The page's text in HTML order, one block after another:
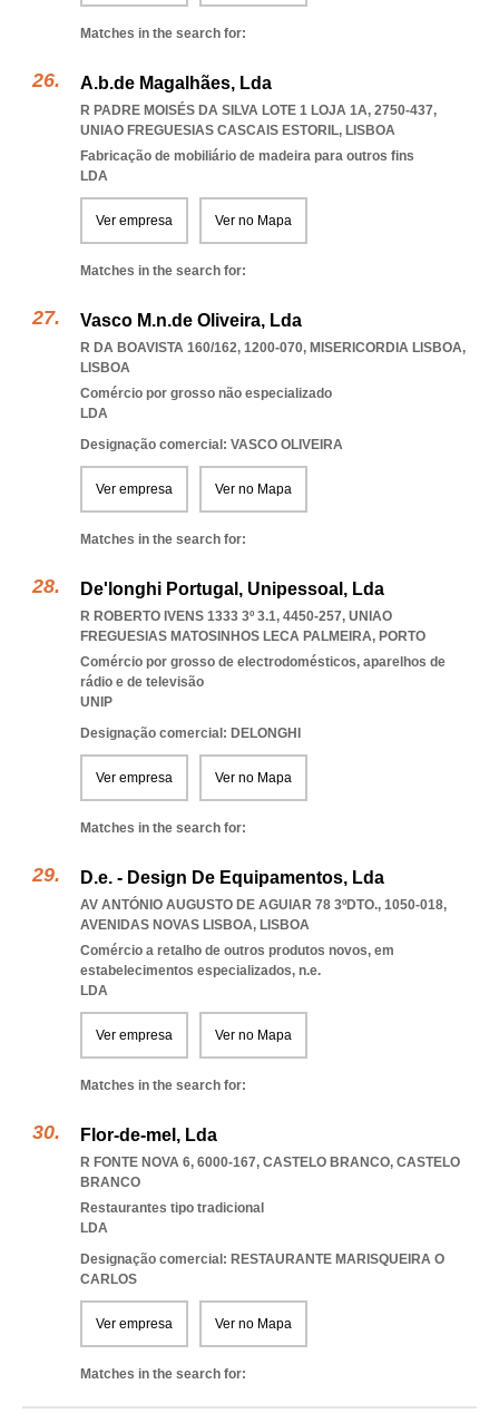
Matches in the search for:
A.b.de Magalhães, Lda
R PADRE MOISÉS DA SILVA LOTE 1 LOJA 1A, 2750-437,
UNIAO FREGUESIAS CASCAIS ESTORIL, LISBOA
Fabricação de mobiliário de madeira para outros fins
LDA
Ver empresa Ver no Mapa
Matches in the search for:
Vasco M.n.de Oliveira, Lda
R DA BOAVISTA 160/162, 1200-070, MISERICORDIA LISBOA,
LISBOA
Comércio por grosso não especializado
LDA
Designação comercial: VASCO OLIVEIRA
Ver empresa Ver no Mapa
Matches in the search for:
De'longhi Portugal, Unipessoal, Lda
R ROBERTO IVENS 1333 3º 3.1, 4450-257, UNIAO
FREGUESIAS MATOSINHOS LECA PALMEIRA, PORTO
Comércio por grosso de electrodomésticos, aparelhos de
rádio e de televisão
UNIP
Designação comercial: DELONGHI
Ver empresa Ver no Mapa
Matches in the search for:
D.e. - Design De Equipamentos, Lda
AV ANTÓNIO AUGUSTO DE AGUIAR 78 3ºDTO., 1050-018,
AVENIDAS NOVAS LISBOA, LISBOA
Comércio a retalho de outros produtos novos, em
estabelecimentos especializados, n.e.
LDA
Ver empresa Ver no Mapa
Matches in the search for:
Flor-de-mel, Lda
R FONTE NOVA 6, 6000-167, CASTELO BRANCO, CASTELO
BRANCO
Restaurantes tipo tradicional
LDA
Designação comercial: RESTAURANTE MARISQUEIRA O
CARLOS
Ver empresa Ver no Mapa
Matches in the search for: